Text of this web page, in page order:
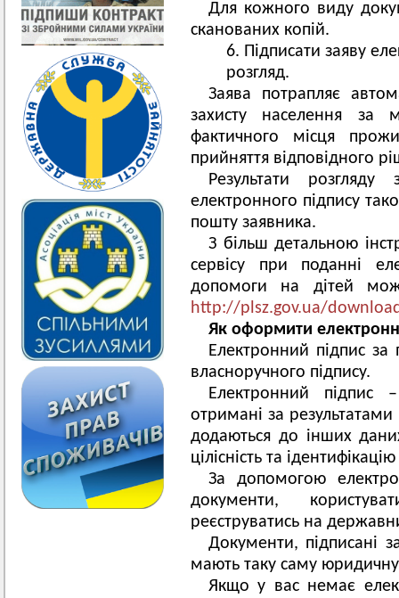
Для кожного виду
сканованих копій.
Підписати заяву
розгляд.
Заява потрапляє
захисту населення за
фактичного місця
прийняття відповідного
Результати
електронного підпису
пошту заявника.
З більш детальною
сервісу при поданні
допомоги на дітей
http://plsz.gov.ua/
Як оформити
Електронний підпис
власноручного підпису.
Електронний
отримані за
додаються до інших
цілісність та
За допомогою
документи,
реєструватись на
Документи, підписані
мають таку саму юридичну
Якщо у вас немає